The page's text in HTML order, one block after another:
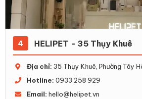
4 HELIPET - 35 Thụy Khuê
Địa chỉ: 35 Thụy Khuê, Phường Tây
Hotline: 0933 258 929
Email: hello@helipet.vn